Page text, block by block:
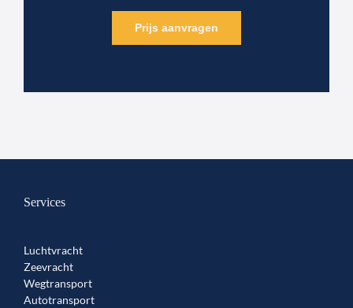
Prijs aanvragen
Services
Luchtvracht
Zeevracht
Wegtransport
Autotransport